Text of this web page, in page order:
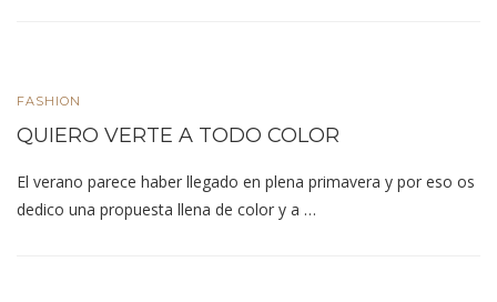
FASHION
QUIERO VERTE A TODO COLOR
El verano parece haber llegado en plena primavera y por eso os
dedico una propuesta llena de color y a …